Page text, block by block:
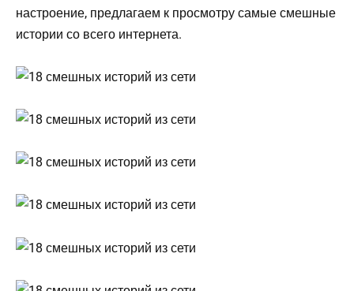
настроение, предлагаем к просмотру самые смешные
истории со всего интернета.